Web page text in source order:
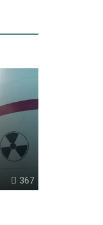
367